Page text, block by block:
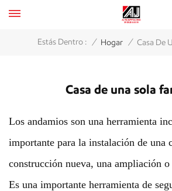
Estás Dentro : / Hogar / Casa De
Casa de una sola
Los andamios son una herramienta
importante para la instalación de una
construcción nueva, una ampliación
Es una importante herramienta de